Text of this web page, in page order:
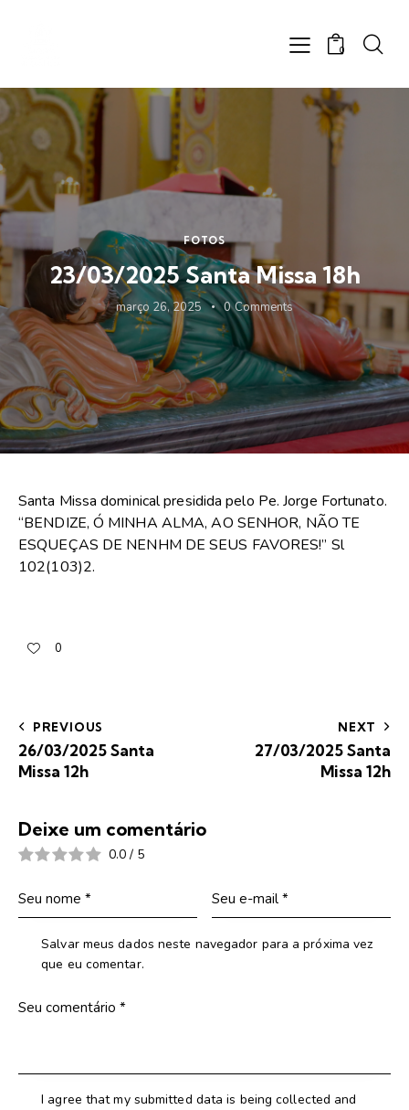
0
FOTOS
23/03/2025 Santa Missa 18h
março 26, 2025 0 Comments
Santa Missa dominical presidida pelo Pe. Jorge Fortunato.
“BENDIZE, Ó MINHA ALMA, AO SENHOR, NÃO TE
ESQUEÇAS DE NENHM DE SEUS FAVORES!” Sl
102(103)2.
0
PREVIOUS
26/03/2025 Santa
Missa 12h
NEXT
27/03/2025 Santa
Missa 12h
Deixe um comentário
0.0 / 5
Salvar meus dados neste navegador para a próxima vez
que eu comentar.
I agree that my submitted data is being collected and